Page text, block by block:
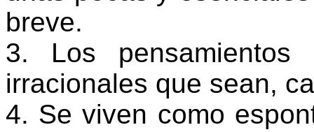
breve.
3. Los pensamientos
irracionales que sean,
4. Se viven como